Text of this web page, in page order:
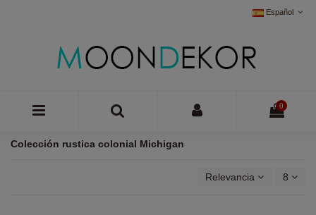
Español
0
Colección rustica colonial Michigan
Relevancia 8